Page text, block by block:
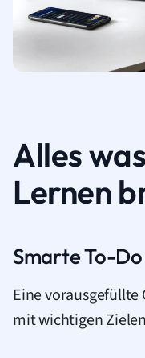
Alles
Lernen
Smarte To-
Eine vorausgefüllte
mit wichtigen